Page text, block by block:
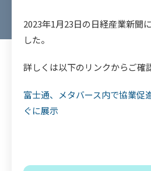
2023年1月23日の日経産業新聞
した。
詳しくは以下のリンクからご確
富士通、メタバース内で協業
ぐに展示